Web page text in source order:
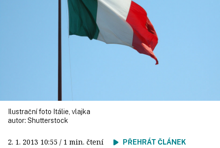
Ilustrační foto Itálie, vlajka
autor: Shutterstock
2. 1. 2013 10:55 / 1 min. čtení PŘEHRÁT ČLÁNEK